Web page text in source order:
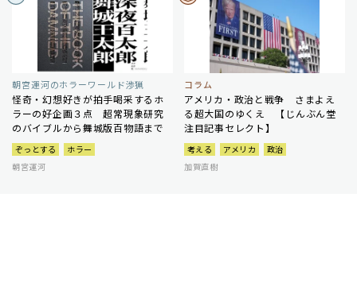
朝宮運河のホラーワールド渉猟
怪奇・幻想好きが拍手喝采するホ
ラーの好企画３点 超常現象研究
のバイブルから舞城版百物語まで
ぞっとする
ホラー
朝宮運河
コラム
アメリカ・政治と戦争 さまよえ
る超大国のゆくえ 【じんぶん堂
注目記事セレクト】
考える アメリカ
政治
加賀直樹